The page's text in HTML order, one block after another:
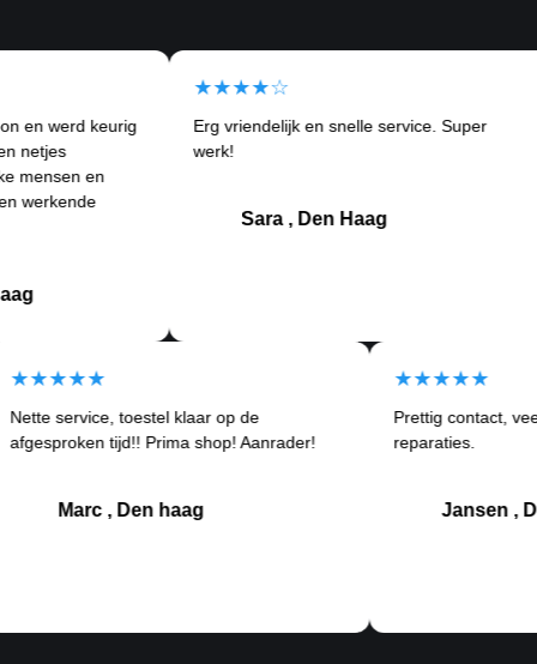
keurig
en
★★★★☆
Erg vriendelijk en snelle service. Super
Sara , Den Haag
★★★★★
Nette service, toestel klaar op de
afgesproken tijd!! Prima shop! Aanrader!
Marc , Den haag
Prettig